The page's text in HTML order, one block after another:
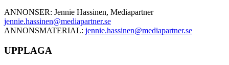
ANNONSER: Jennie Hassinen, Mediapartner
jennie.hassinen@mediapartner.se
ANNONSMATERIAL: jennie.hassinen@mediapartner.se
UPPLAGA